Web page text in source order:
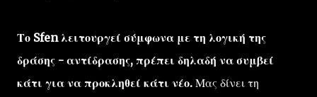
Το Sfen λειτουργεί σύμφωνα με τη λογική της
δράσης - αντίδρασης, πρέπει δηλαδή να συμβεί
κάτι για να προκληθεί κάτι νέο. Μας δίνει τη